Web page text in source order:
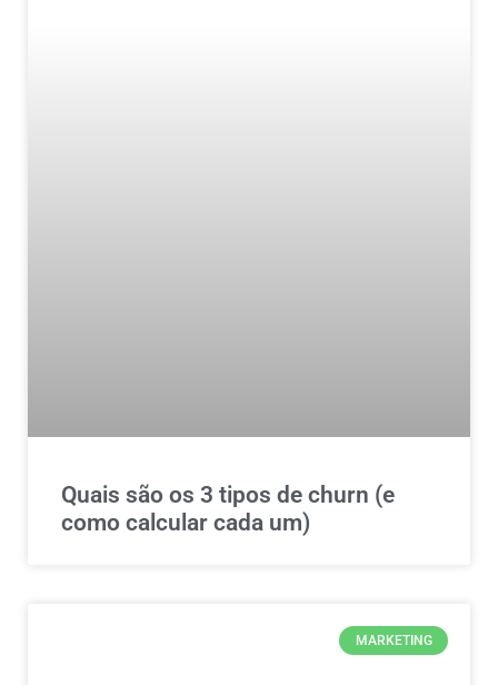
Quais são os 3 tipos de churn (e
como calcular cada um)
MARKETING